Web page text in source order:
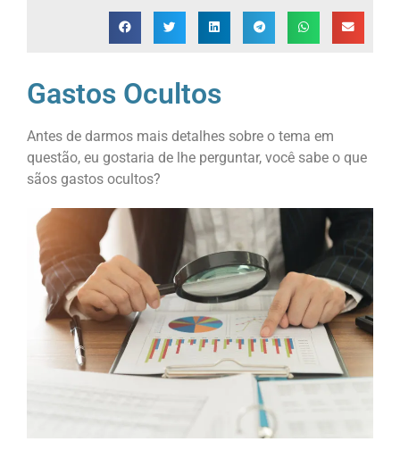
Gastos Ocultos
Antes de darmos mais detalhes sobre o tema em
questão, eu gostaria de lhe perguntar, você sabe o que
sãos gastos ocultos?